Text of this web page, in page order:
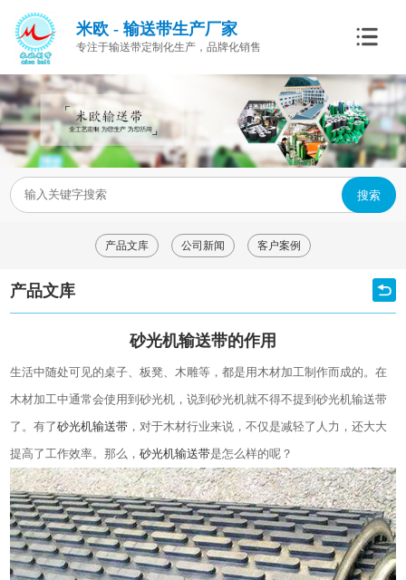
米欧 - 输送带生产厂家
专注于输送带定制化生产，品牌化销售
搜索
产品文库 公司新闻 客户案例
产品文库
砂光机输送带的作用
生活中随处可见的桌子、板凳、木雕等，都是用木材加工制作而成的。在
木材加工中通常会使用到砂光机，说到砂光机就不得不提到砂光机输送带
了。有了砂光机输送带 ，对于木材行业来说，不仅是减轻了人力，还大大
提高了工作效率。那么，砂光机输送带是怎么样的呢？